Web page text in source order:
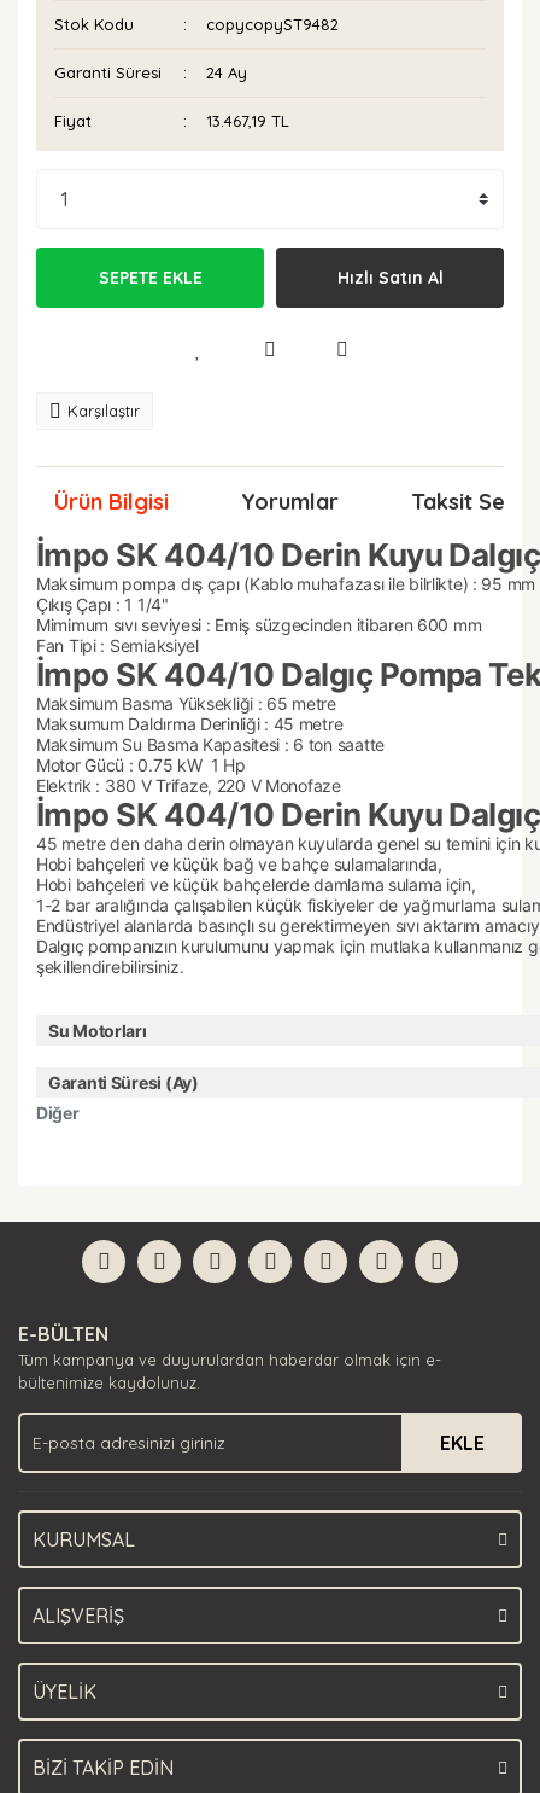
Stok Kodu copycopyST9482
Garanti Süresi 24 Ay
Fiyat 13.467,19 TL
SEPETE EKLE Hızlı Satın Al
Karşılaştır
Ürün Bilgisi Yorumlar Taksit
İmpo SK 404/10 Derin Kuyu
Maksimum pompa dış çapı (Kablo muhafazası ile bilrlikte) : 95 mm
Çıkış Çapı : 1 1/4"
Mimimum sıvı seviyesi : Emiş süzgecinden itibaren 600 mm
Fan Tipi : Semiaksiyel
İmpo SK 404/10 Dalgıç Pompa
Maksimum Basma Yüksekliği : 65 metre
Maksumum Daldırma Derinliği : 45 metre
Maksimum Su Basma Kapasitesi : 6 ton saatte
Motor Gücü : 0.75 kW 1 Hp
Elektrik : 380 V Trifaze, 220 V Monofaze
İmpo SK 404/10 Derin Kuyu
45 metre den daha derin olmayan kuyularda genel su temini için
Hobi bahçeleri ve küçük bağ ve bahçe sulamalarında,
Hobi bahçeleri ve küçük bahçelerde damlama sulama için,
1-2 bar aralığında çalışabilen küçük fiskiyeler de yağmurlama
Endüstriyel alanlarda basınçlı su gerektirmeyen sıvı aktarım
Dalgıç pompanızın kurulumunu yapmak için mutlaka
şekillendirebilirsiniz.
Su Motorları
Diğer
Garanti Süresi (Ay)
Yorum Yaz
formunu kullanarak tarafımıza iletebilirsiniz.
Görüş ve önerileriniz için teşekkür ederiz.
Ürün açıklamasında eksik bilgiler bulunuyor.
Ürün bilgilerinde hatalar bulunuyor.
Ürün fiyatı diğer sitelerden daha pahalı.
Bu ürüne benzer farklı alternatifler olmalı.
E-BÜLTEN
Tüm kampanya ve duyurulardan haberdar olmak için e-
bültenimize kaydolunuz.
EKLE
KURUMSAL
ALIŞVERİŞ
ÜYELİK
BİZİ TAKİP EDİN